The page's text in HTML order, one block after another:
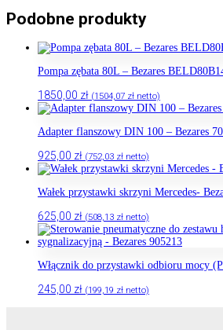
Podobne produkty
Pompa zębata 80L – Bezares
1850,00 zł (1504,07 zł netto)
Adapter flanszowy DIN 100 – Bezares
925,00 zł (752,03 zł netto)
Wałek przystawki skrzyni Mercedes-
625,00 zł (508,13 zł netto)
Włącznik do przystawki odbioru mocy
245,00 zł (199,19 zł netto)